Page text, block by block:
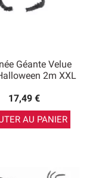
Géante Velue
2m XXL
17,49 €
AU PANIER